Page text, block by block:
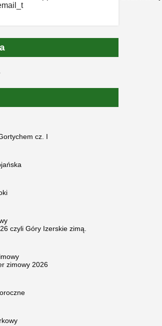
cz. I
czyli Góry Izerskie zimą.
zimowy 2026